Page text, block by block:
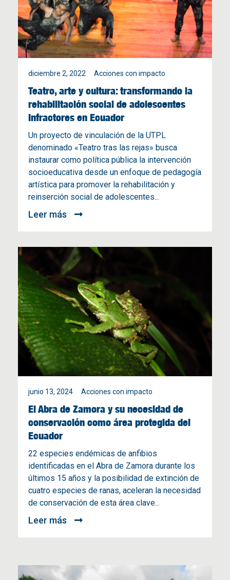
diciembre 2, 2022 Acciones con impacto
Teatro, arte y cultura: transformando la
rehabilitación social de adolescentes
infractores en Ecuador
Un proyecto de vinculación de la UTPL
denominado «Teatro tras las rejas» busca
instaurar como política pública la intervención
socioeducativa desde un enfoque de pedagogía
artística para promover la rehabilitación y
reinserción social de adolescentes...
Leer más
junio 13, 2024 Acciones con impacto
El Abra de Zamora y su necesidad de
conservación como área protegida del
Ecuador
22 especies endémicas de anfibios
identificadas en el Abra de Zamora durante los
últimos 15 años y la posibilidad de extinción de
cuatro especies de ranas, aceleran la necesidad
de conservación de esta área clave...
Leer más